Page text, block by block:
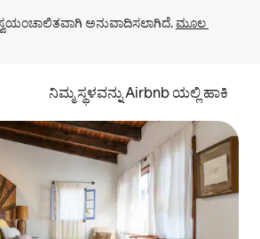
ಅನುವಾದಿಸಲಾಗಿದೆ. ಮೂಲ
ನಿಮ್ಮ ಸ್ಥಳವನ್ನು Airbnb ಯಲ್ಲಿ ಹಾಕಿ